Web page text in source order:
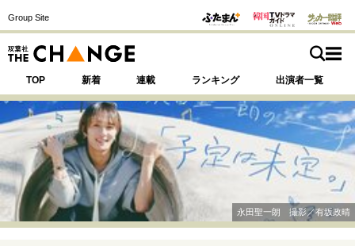
Group Site
TOP 新着 連載 ランキング 出演者一覧
SPECIAL 注目の記事テーマで探す
永田聖一朗 撮影／有坂政晴